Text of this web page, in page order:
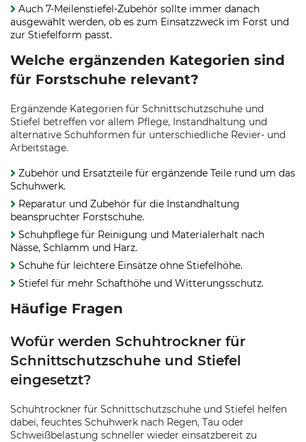
Auch 7-Meilenstiefel-Zubehör sollte immer danach
ausgewählt werden, ob es zum Einsatzzweck im Forst und
zur Stiefelform passt.
Welche ergänzenden Kategorien sind
für Forstschuhe relevant?
Ergänzende Kategorien für Schnittschutzschuhe und
Stiefel betreffen vor allem Pflege, Instandhaltung und
alternative Schuhformen für unterschiedliche Revier- und
Arbeitstage.
Zubehör und Ersatzteile für ergänzende Teile rund um das
Schuhwerk.
Reparatur und Zubehör für die Instandhaltung
beanspruchter Forstschuhe.
Schuhpflege für Reinigung und Materialerhalt nach
Nässe, Schlamm und Harz.
Schuhe für leichtere Einsätze ohne Stiefelhöhe.
Stiefel für mehr Schafthöhe und Witterungsschutz.
Häufige Fragen
Wofür werden Schuhtrockner für
Schnittschutzschuhe und Stiefel
eingesetzt?
Schuhtrockner für Schnittschutzschuhe und Stiefel helfen
dabei, feuchtes Schuhwerk nach Regen, Tau oder
Schweißbelastung schneller wieder einsatzbereit zu